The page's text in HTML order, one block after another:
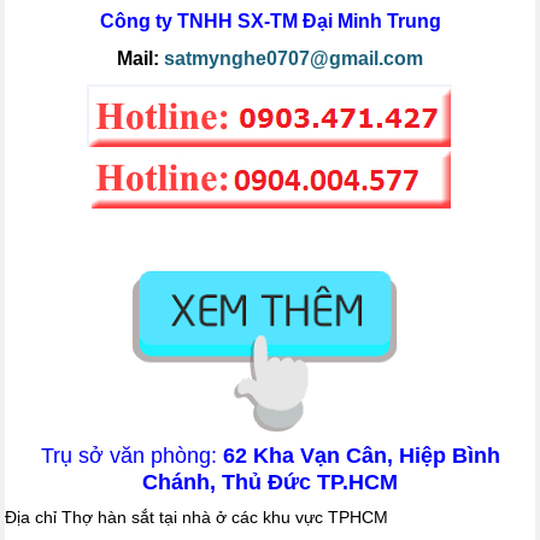
Công ty TNHH SX-TM Đại Minh Trung
Mail: satmynghe0707@gmail.com
Trụ sở văn phòng: 62 Kha Vạn Cân, Hiệp Bình
Chánh, Thủ Đức TP.HCM
Địa chỉ Thợ hàn sắt tại nhà ở các khu vực TPHCM